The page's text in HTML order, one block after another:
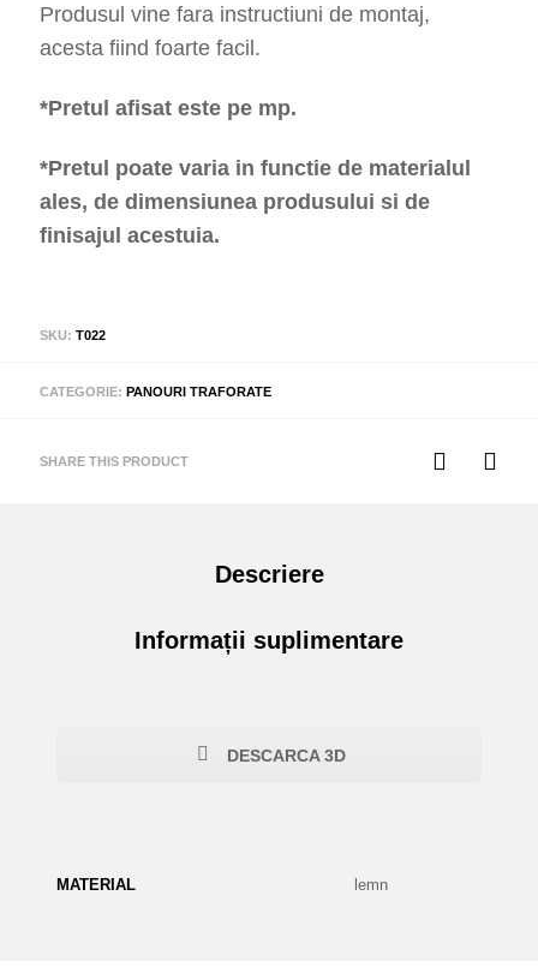
Produsul vine fara instructiuni de montaj,
acesta fiind foarte facil.
*Pretul afisat este pe mp.
*Pretul poate varia in functie de materialul
ales, de dimensiunea produsului si de
finisajul acestuia.
SKU:T022
CATEGORIE:PANOURI TRAFORATE
SHARE THIS PRODUCT
Descriere
Informații suplimentare
DESCARCA 3D
MATERIAL lemn